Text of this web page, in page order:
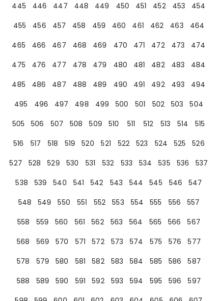
445
446 447 448 449 450 451 452 453
454
455
456 457 458 459 460 461 462 463
464
465
466 467 468 469 470 471 472 473
474
475
476 477 478 479 480 481 482 483
484
485
486 487 488 489 490 491 492 493
494
495
496 497 498 499 500 501 502 503
504
505
506 507 508 509 510 511 512 513 514
515
516
517 518 519 520 521 522 523 524 525
526
527
528 529 530 531 532 533 534 535 536
537
538
539 540 541 542 543 544 545 546
547
548
549 550 551 552 553 554 555 556
557
558
559 560 561 562 563 564 565 566
567
568
569 570 571 572 573 574 575 576
577
578
579 580 581 582 583 584 585 586
587
588
589 590 591 592 593 594 595 596
597